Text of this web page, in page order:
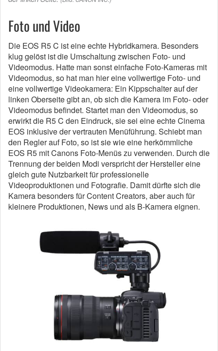
Foto und Video
Die EOS R5 C ist eine echte Hybridkamera. Besonders
klug gelöst ist die Umschaltung zwischen Foto- und
Videomodus. Hatte man sonst einfache Foto-Kameras mit
Videomodus, so hat man hier eine vollwertige Foto- und
eine vollwertige Videokamera: Ein Kippschalter auf der
linken Oberseite gibt an, ob sich die Kamera im Foto- oder
Videomodus befindet. Startet man den Videomodus, so
erwirkt die R5 C den Eindruck, sie sei eine echte Cinema
EOS inklusive der vertrauten Menüführung. Schiebt man
den Regler auf Foto, so ist sie wie eine herkömmliche
EOS R5 mit Canons Foto-Menüs zu verwenden. Durch die
Trennung der beiden Modi verspricht der Hersteller eine
gleich gute Nutzbarkeit für professionelle
Videoproduktionen und Fotografie. Damit dürfte sich die
Kamera besonders für Content Creators, aber auch für
kleinere Produktionen, News und als B-Kamera eignen.